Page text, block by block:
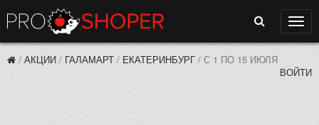
Поиск
/ АКЦИИ / ГАЛАМАРТ / ЕКАТЕРИНБУРГ / С 1 ПО 15 ИЮЛЯ
ВОЙТИ